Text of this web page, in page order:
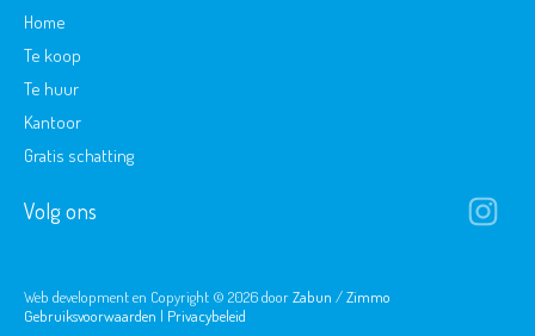
Home
Te koop
Te huur
Kantoor
Gratis schatting
Volg ons
Web development en Copyright © 2026 doorZabun /Zimmo
Gebruiksvoorwaarden | Privacybeleid